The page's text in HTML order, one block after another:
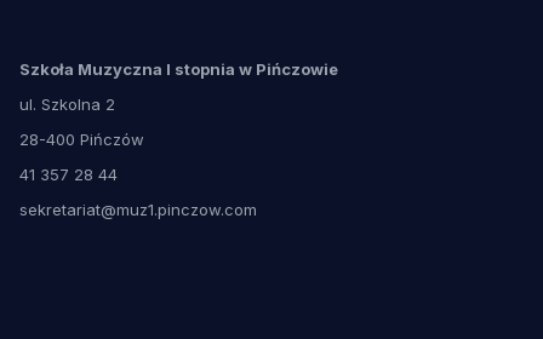
Szkoła Muzyczna I stopnia w Pińczowie
ul. Szkolna 2
28-400 Pińczów
41 357 28 44
sekretariat@muz1.pinczow.com